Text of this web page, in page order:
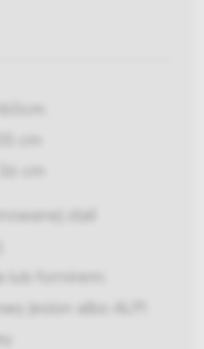
cm
cm
stali
lub fornirem:
jesion albo ALPI